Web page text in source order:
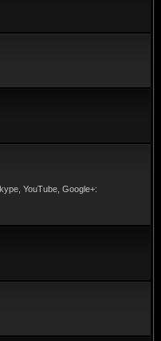
YouTube, Google+